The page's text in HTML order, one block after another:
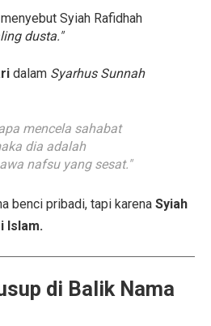
menyebut Syiah Rafidhah
dusta."
dalam Syarhus Sunnah
mencela sahabat
nafsu yang sesat."
benci pribadi, tapi karena Syiah
Islam.
di Balik Nama